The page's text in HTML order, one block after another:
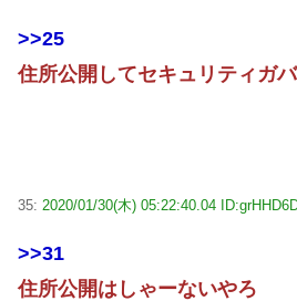
>>25
住所公開してセキュリティガ
35: 2020/01/30(木) 05:22:40.04
>>31
住所公開はしゃーないやろ